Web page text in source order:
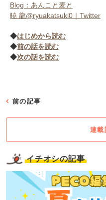
Blog：あんこと麦と
暁 龍@ryuakatsuki0｜Twitter
◆はじめから読む
◆前の話を読む
◆次の話を読む
前の記事
連載
イチオシの記事